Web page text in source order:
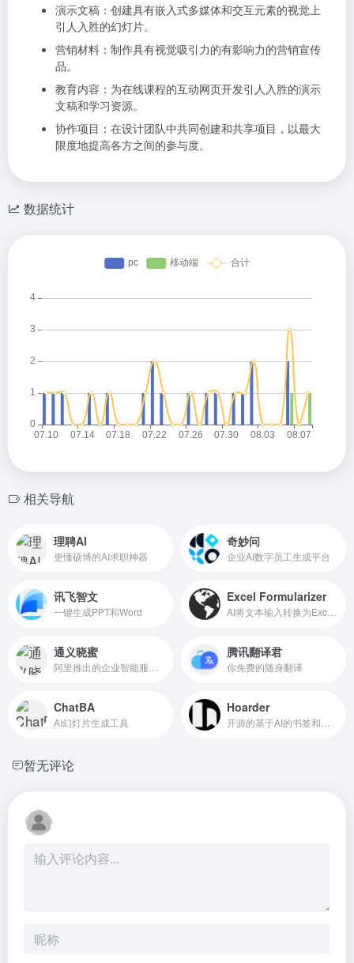
演示文稿：创建具有嵌入式多媒体和交互元素的视觉上
引人入胜的幻灯片。
营销材料：制作具有视觉吸引力的有影响力的营销宣传
品。
教育内容：为在线课程的互动网页开发引人入胜的演示
文稿和学习资源。
协作项目：在设计团队中共同创建和共享项目，以最大
限度地提高各方之间的参与度。
数据统计
相关导航
理聘AI
更懂硕博的AI求职神器
奇妙问
企业AI数字员工生成平台
讯飞智文
一键生成PPT和Word
Excel Formularizer
通义晓蜜 腾讯翻译君
你免费的随身翻译
ChatBA
AI幻灯片生成工具
Hoarder
暂无评论